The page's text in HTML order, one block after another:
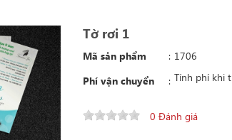
Tờ rơi 1
Mã sản phẩm : 1706
Phí vận chuyển
: Tính phí khi
0 Đánh giá